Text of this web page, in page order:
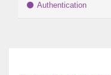
Authentication